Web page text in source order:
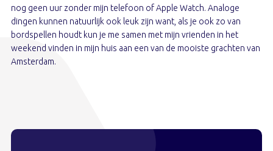
nog geen uur zonder mijn telefoon of Apple Watch. Analoge
dingen kunnen natuurlijk ook leuk zijn want, als je ook zo van
bordspellen houdt kun je me samen met mijn vrienden in het
weekend vinden in mijn huis aan een van de mooiste grachten van
Amsterdam.